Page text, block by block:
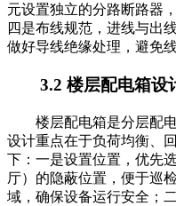
元设置独立的分路断路器
四是布线规范，进线与出
做好导线绝缘处理，避免
3.2 楼层配电箱设
楼层配电箱是分层配
设计重点在于负荷均衡、
下：一是设置位置，优先
厅）的隐蔽位置，便于巡
域，确保设备运行安全；